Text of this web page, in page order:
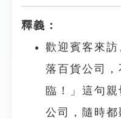
釋義：
歡迎賓客來
落百貨公司
臨！」這句
公司，隨時